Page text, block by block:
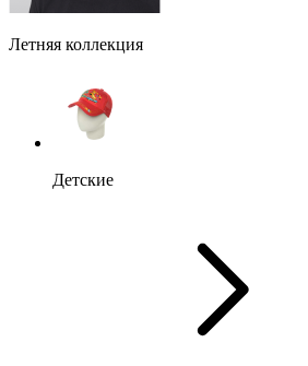
Летняя коллекция
Детские